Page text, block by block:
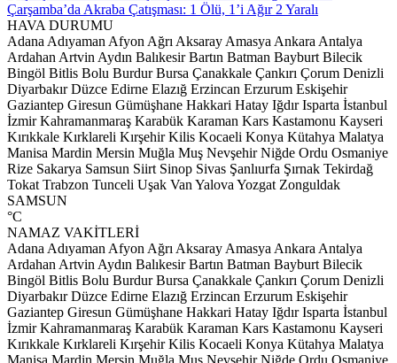
Çarşamba’da Akraba Çatışması: 1 Ölü, 1’i Ağır 2 Yaralı
HAVA DURUMU
Adana Adıyaman Afyon Ağrı Aksaray Amasya Ankara Antalya
Ardahan Artvin Aydın Balıkesir Bartın Batman Bayburt Bilecik
Bingöl Bitlis Bolu Burdur Bursa Çanakkale Çankırı Çorum Denizli
Diyarbakır Düzce Edirne Elazığ Erzincan Erzurum Eskişehir
Gaziantep Giresun Gümüşhane Hakkari Hatay Iğdır Isparta İstanbul
İzmir Kahramanmaraş Karabük Karaman Kars Kastamonu Kayseri
Kırıkkale Kırklareli Kırşehir Kilis Kocaeli Konya Kütahya Malatya
Manisa Mardin Mersin Muğla Muş Nevşehir Niğde Ordu Osmaniye
Rize Sakarya Samsun Siirt Sinop Sivas Şanlıurfa Şırnak Tekirdağ
Tokat Trabzon Tunceli Uşak Van Yalova Yozgat Zonguldak
SAMSUN
°C
NAMAZ VAKİTLERİ
Adana Adıyaman Afyon Ağrı Aksaray Amasya Ankara Antalya
Ardahan Artvin Aydın Balıkesir Bartın Batman Bayburt Bilecik
Bingöl Bitlis Bolu Burdur Bursa Çanakkale Çankırı Çorum Denizli
Diyarbakır Düzce Edirne Elazığ Erzincan Erzurum Eskişehir
Gaziantep Giresun Gümüşhane Hakkari Hatay Iğdır Isparta İstanbul
İzmir Kahramanmaraş Karabük Karaman Kars Kastamonu Kayseri
Kırıkkale Kırklareli Kırşehir Kilis Kocaeli Konya Kütahya Malatya
Manisa Mardin Mersin Muğla Muş Nevşehir Niğde Ordu Osmaniye